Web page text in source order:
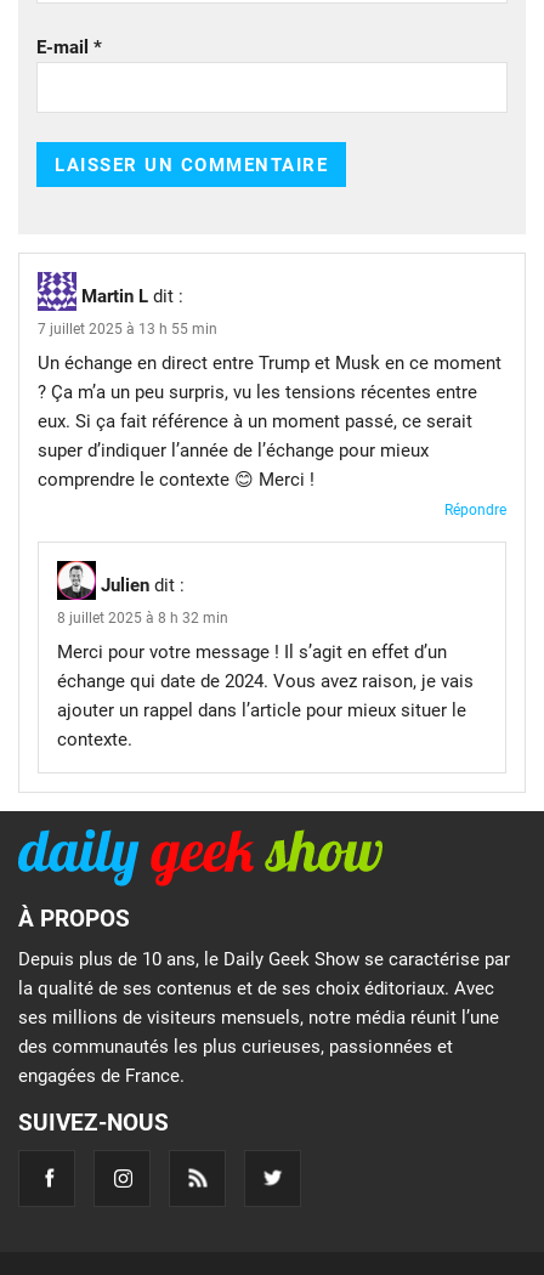
E-mail *
Martin L dit :
7 juillet 2025 à 13 h 55 min
Un échange en direct entre Trump et Musk en ce moment
? Ça m’a un peu surpris, vu les tensions récentes entre
eux. Si ça fait référence à un moment passé, ce serait
super d’indiquer l’année de l’échange pour mieux
comprendre le contexte 😊 Merci !
Répondre
Julien dit :
8 juillet 2025 à 8 h 32 min
Merci pour votre message ! Il s’agit en effet d’un
échange qui date de 2024. Vous avez raison, je vais
ajouter un rappel dans l’article pour mieux situer le
contexte.
À PROPOS
Depuis plus de 10 ans, le Daily Geek Show se caractérise par
la qualité de ses contenus et de ses choix éditoriaux. Avec
ses millions de visiteurs mensuels, notre média réunit l’une
des communautés les plus curieuses, passionnées et
engagées de France.
SUIVEZ-NOUS